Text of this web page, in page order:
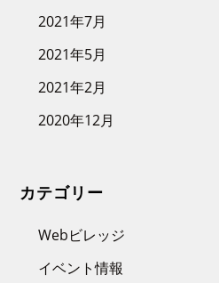
2021年7月
2021年5月
2021年2月
2020年12月
カテゴリー
Webビレッジ
イベント情報